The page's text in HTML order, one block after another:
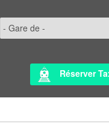
Réserver